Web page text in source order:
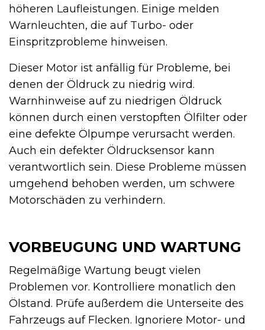
höheren Laufleistungen. Einige melden
Warnleuchten, die auf Turbo- oder
Einspritzprobleme hinweisen.
Dieser Motor ist anfällig für Probleme, bei
denen der Öldruck zu niedrig wird.
Warnhinweise auf zu niedrigen Öldruck
können durch einen verstopften Ölfilter oder
eine defekte Ölpumpe verursacht werden.
Auch ein defekter Öldrucksensor kann
verantwortlich sein. Diese Probleme müssen
umgehend behoben werden, um schwere
Motorschäden zu verhindern.
VORBEUGUNG UND WARTUNG
Regelmäßige Wartung beugt vielen
Problemen vor. Kontrolliere monatlich den
Ölstand. Prüfe außerdem die Unterseite des
Fahrzeugs auf Flecken. Ignoriere Motor- und